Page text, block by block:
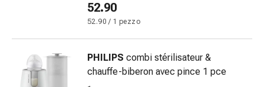
secca
Sudorazione
patologica
Pelle
impura
52.90
52.90 / 1 pezzo
PHILIPS combi stérilisateur &
chauffe-biberon avec pince 1 pce